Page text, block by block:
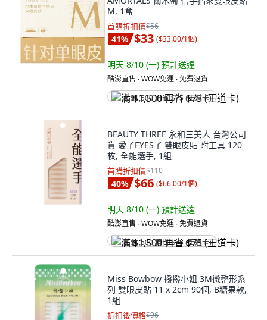
M, 1盒
首購折扣價$56
41% $33 ($33.00/1個)
明天 8/10 (一) 預計送達
酷澎直售 ∙ WOW免運 ∙ 免費退貨
满 $1,500 再省 $75 (王道卡)
BEAUTY THREE 永和三美人 台灣公司
貨 愛了EYES了 雙眼皮貼 附工具 120
枚, 全能選手, 1組
首購折扣價$110
40% $66 ($66.00/1個)
明天 8/10 (一) 預計送達
酷澎直售 ∙ WOW免運 ∙ 免費退貨
满 $1,500 再省 $75 (王道卡)
Miss Bowbow 撥撥小姐 3M微整形系
列 雙眼皮貼 11 x 2cm 90個, B糖果款,
1組
折扣後價格$96